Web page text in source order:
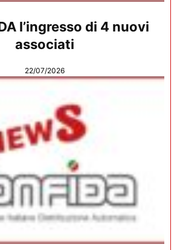
l’ingresso di 4 nuovi
associati
22/07/2026